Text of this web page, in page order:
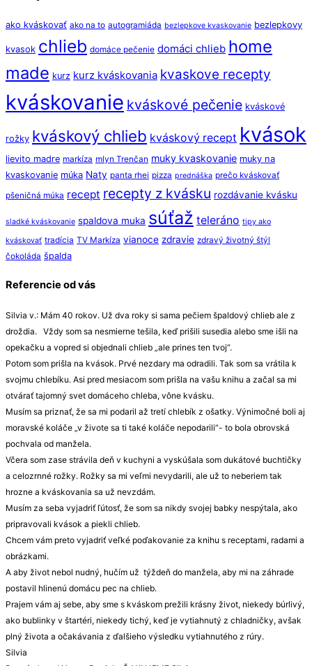
ako kváskovať ako na to autogramiáda bezlepkove kvaskovanie bezlepkovy
kvasok chlieb domáce pečenie domáci chlieb home
made kurz kurz kváskovania kvaskove recepty
kváskovanie kváskové pečenie kváskové
rožky kváskový chlieb kváskový recept kvások
lievito madre markíza mlyn Trenčan muky kvaskovanie muky na
kvaskovanie múka Naty panta rhei pizza prednáška prečo kváskovať
pšeničná múka recept recepty z kvásku rozdávanie kvásku
sladké kváskovanie spaldova muka súťaž teleráno tipy ako
kváskovať tradícia TV Markíza vianoce zdravie zdravý životný štýl
čokoláda špalda
Referencie od vás
Silvia v.: Mám 40 rokov. Už dva roky si sama pečiem špaldový chlieb ale z
droždia. Vždy som sa nesmierne tešila, keď prišili susedia alebo sme išli na
opekačku a vopred si objednali chlieb „ale prines ten tvoj“.
Potom som prišla na kvások. Prvé nezdary ma odradili. Tak som sa vrátila k
svojmu chlebíku. Asi pred mesiacom som prišla na vašu knihu a začal sa mi
otvárať tajomný svet domáceho chleba, vône kvásku.
Musím sa priznať, že sa mi podaril až tretí chlebík z ošatky. Výnimočné boli aj
moravské koláče „v živote sa ti také koláče nepodarili“- to bola obrovská
pochvala od manžela.
Včera som zase strávila deň v kuchyni a vyskúšala som dukátové buchtičky
a celozrnné rožky. Rožky sa mi veľmi nevydarili, ale už to neberiem tak
hrozne a kváskovania sa už nevzdám.
Musím za seba vyjadriť ľútosť, že som sa nikdy svojej babky nespýtala, ako
pripravovali kvások a piekli chlieb.
Chcem vám preto vyjadriť veľké poďakovanie za knihu s receptami, radami a
obrázkami.
A aby život nebol nudný, hučím už týždeň do manžela, aby mi na záhrade
postavil hlinenú domácu pec na chlieb.
Prajem vám aj sebe, aby sme s kváskom prežili krásny život, niekedy búrlivý,
ako bublinky v štartéri, niekedy tichý, keď je vytiahnutý z chladničky, avšak
plný života a očakávania z ďalšieho výsledku vytiahnutého z rúry.
Silvia